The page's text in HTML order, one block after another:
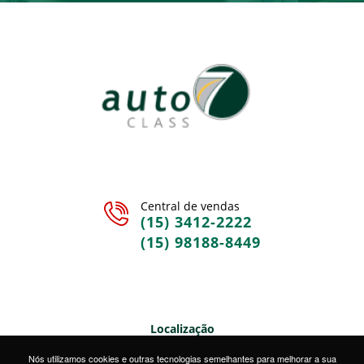
Central de vendas
(15) 3412-2222
(15) 98188-8449
Localização
Nós utilizamos cookies e outras tecnologias semelhantes para melhorar a sua